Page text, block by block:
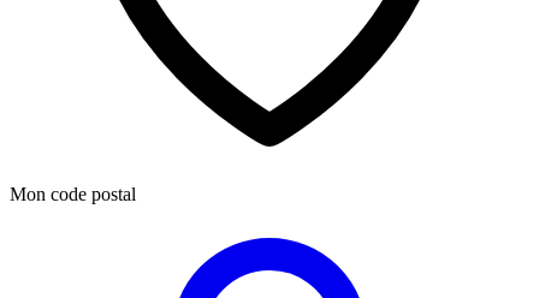
Mon code postal